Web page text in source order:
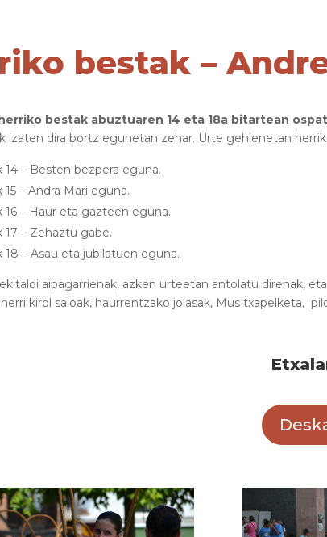
bestak –
bestak abuztuaren 14 eta 18a bitartean
izaten dira bortz egunetan zehar. Urte gehienetan
14 – Besten bezpera eguna.
– Andra Mari eguna.
16 – Haur eta gazteen eguna.
17 – Zehaztu gabe.
18 – Asau eta jubilatuen eguna.
aipagarrienak, azken urteetan antolatu direnak,
kirol saioak, haurrentzako jolasak, Mus txapelketa,